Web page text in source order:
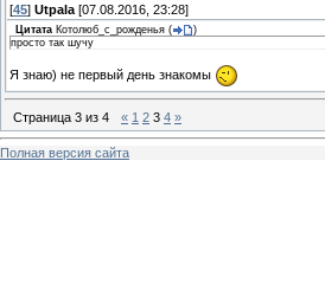
[45] Utpala [07.08.2016, 23:28]
Цитата Котолюб_с_рожденья (
)
просто так шучу
Я знаю) не первый день знакомы
Страница 3 из 4 « 1 2 3 4 »
Полная версия сайта